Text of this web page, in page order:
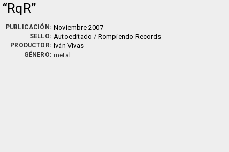
RqR
PUBLICACIÓN: Noviembre 2007
SELLO: Autoeditado / Rompiendo Records
PRODUCTOR: Iván Vivas
GÉNERO: metal